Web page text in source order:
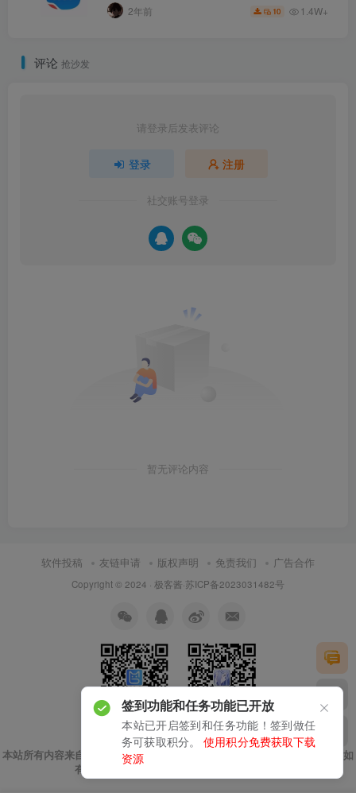
2年前 10 1.4W+
评论 抢沙发
请登录后发表评论
登录 注册
社交账号登录
暂无评论内容
软件投稿 友链申请 版权声明 免责我们 广告合作
Copyright © 2024 · 极客酱·苏ICP备2023031482号
关注公众号 扫码加微信
本站所有内容来自互联网收集，仅供用于学习和交流，请勿用于商业用途。如
有侵权、不妥之处，请第一时间联系我们删除
签到功能和任务功能已开放
本站已开启签到和任务功能！签到做任
务可获取积分。
使用积分免费获取下载
资源